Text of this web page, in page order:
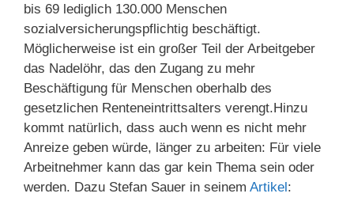
bis 69 lediglich 130.000 Menschen
sozialversicherungspflichtig beschäftigt.
Möglicherweise ist ein großer Teil der Arbeitgeber
das Nadelöhr, das den Zugang zu mehr
Beschäftigung für Menschen oberhalb des
gesetzlichen Renteneintrittsalters verengt.Hinzu
kommt natürlich, dass auch wenn es nicht mehr
Anreize geben würde, länger zu arbeiten: Für viele
Arbeitnehmer kann das gar kein Thema sein oder
werden. Dazu Stefan Sauer in seinem Artikel: